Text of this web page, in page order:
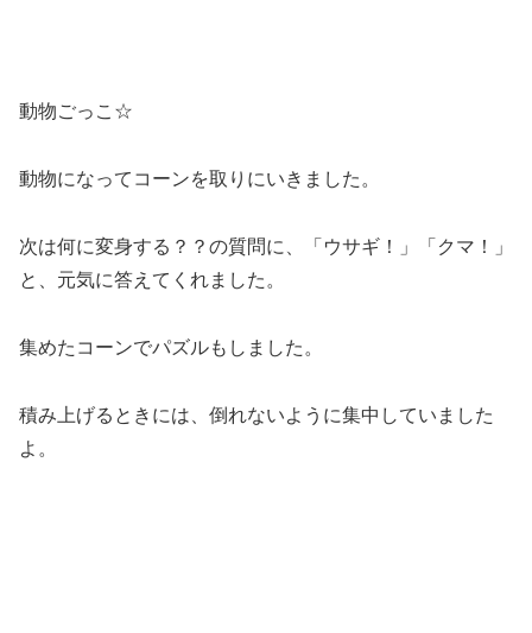
動物ごっこ☆
動物になってコーンを取りにいきました。
次は何に変身する？？の質問に、「ウサギ！」「クマ！」
と、元気に答えてくれました。
集めたコーンでパズルもしました。
積み上げるときには、倒れないように集中していました
よ。